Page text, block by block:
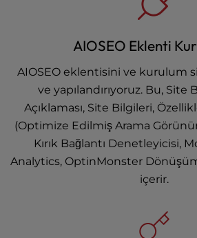
AIOSEO Eklenti
AIOSEO eklentisini ve kurulum
ve yapılandırıyoruz. Bu, Site
Açıklaması, Site Bilgileri,
(Optimize Edilmiş Arama
Kırık Bağlantı Denetleyicisi,
Analytics, OptinMonster Dönüşüm
içerir.